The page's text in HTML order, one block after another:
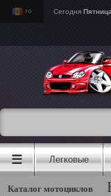
Сегодня
☰ Легковые
Каталог мотоциклов